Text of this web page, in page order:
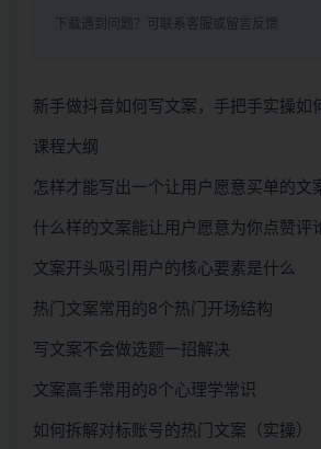
下载遇到问题？可联系客服或留言反馈
新手做抖音如何写文案，手把手实操如
课程大纲
怎样才能写出一个让用户愿意买单的文
什么样的文案能让用户愿意为你点赞评
文案开头吸引用户的核心要素是什么
热门文案常用的8个热门开场结构
写文案不会做选题一招解决
文案高手常用的8个心理学常识
如何拆解对标账号的热门文案（实操）